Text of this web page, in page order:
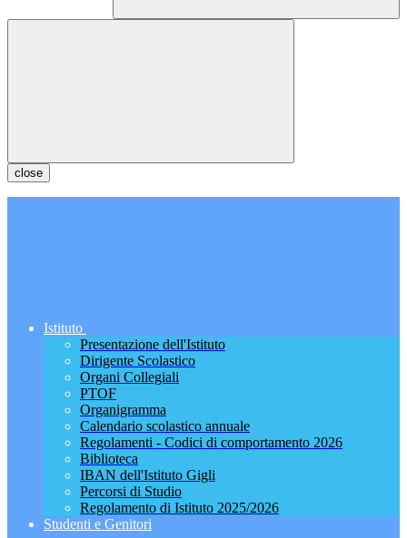
close
Istituto
Presentazione dell'Istituto
Dirigente Scolastico
Organi Collegiali
PTOF
Organigramma
Calendario scolastico annuale
Regolamenti - Codici di comportamento 2026
Biblioteca
IBAN dell'Istituto Gigli
Percorsi di Studio
Regolamento di Istituto 2025/2026
Studenti e Genitori